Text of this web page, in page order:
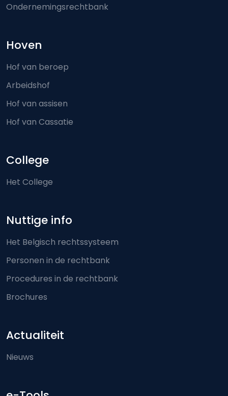
Ondernemingsrechtbank
Hoven
Hof van beroep
Arbeidshof
Hof van assisen
Hof van Cassatie
College
Het College
Nuttige info
Het Belgisch rechtssysteem
Personen in de rechtbank
Procedures in de rechtbank
Brochures
Actualiteit
Nieuws